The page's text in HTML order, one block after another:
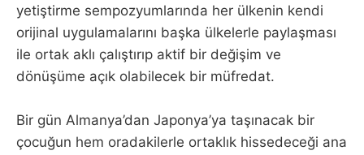
yetiştirme sempozyumlarında her ülkenin kendi
orijinal uygulamalarını başka ülkelerle paylaşması
ile ortak aklı çalıştırıp aktif bir değişim ve
dönüşüme açık olabilecek bir müfredat.
Bir gün Almanya’dan Japonya’ya taşınacak bir
çocuğun hem oradakilerle ortaklık hissedeceği ana